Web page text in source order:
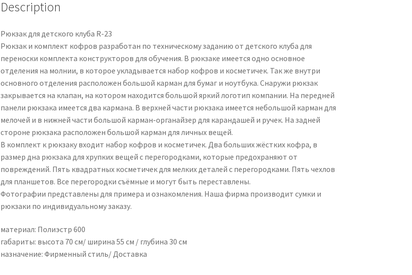
Description
Рюкзак для детского клуба R-23
Рюкзак и комплект кофров разработан по техническому заданию от детского клуба для
переноски комплекта конструкторов для обучения. В рюкзаке имеется одно основное
отделения на молнии, в которое укладывается набор кофров и косметичек. Так же внутри
основного отделения расположен большой карман для бумаг и ноутбука. Снаружи рюкзак
закрывается на клапан, на котором находится большой яркий логотип компании. На передней
панели рюкзака имеется два кармана. В верхней части рюкзака имеется небольшой карман для
мелочей и в нижней части большой карман-органайзер для карандашей и ручек. На задней
стороне рюкзака расположен большой карман для личных вещей.
В комплект к рюкзаку входит набор кофров и косметичек. Два больших жёстких кофра, в
размер дна рюкзака для хрупких вещей с перегородками, которые предохраняют от
повреждений. Пять квадратных косметичек для мелких деталей с перегородками. Пять чехлов
для планшетов. Все перегородки съёмные и могут быть переставлены.
Фотографии представлены для примера и ознакомления. Наша фирма производит сумки и
рюкзаки по индивидуальному заказу.
материал: Полиэстр 600
габариты: высота 70 см/ ширина 55 см / глубина 30 см
назначение: Фирменный стиль/ Доставка